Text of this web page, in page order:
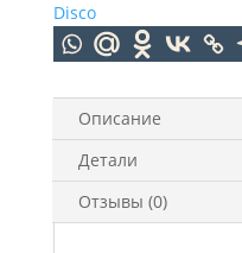
Disco
Описание
Детали
Отзывы (0)